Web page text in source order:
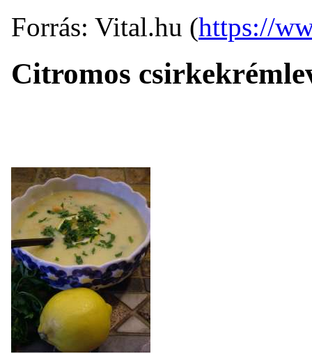
Forrás: Vital.hu (https://
Citromos